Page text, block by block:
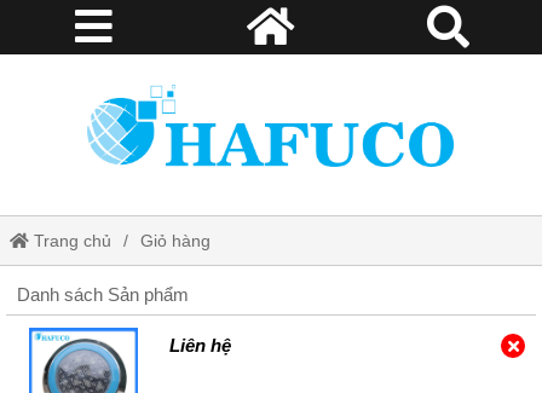
Trang chủ Giỏ hàng
Danh sách Sản phẩm
Liên hệ